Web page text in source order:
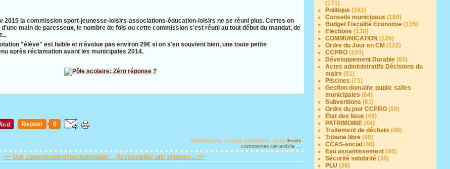
2015 la commission sport-jeunesse-loisirs-associations-éducation-loisirs ne se réuni plus. Certes on
main de paresseux, le nombre de fois ou cette commission s'est réuni au tout début du mandat, de
"élève" est faible et n'évolue pas environ 29€ si on s'en souvient bien, une toute petite
après réclamation avant les municipales 2014.
Repost 0
Published by Orange Autrement - dansEcole
commenter cet article …
<< Une commission départementale:... Accessibilité une réponse... >>
(171)
Politique (162)
Conseils municipaux (160)
Budget Fiscalité Economie (135)
Elections (130)
COMMUNICATION (126)
Ordre du Jour en CM (122)
CCPRO (103)
Développement Durable (85)
Actes administratifs Décisions du
maire (81)
Piscines (71)
Gestion domaine public salles
municipales (64)
Subventions (61)
Ordre du jour CCPRO (50)
Etat des lieux (49)
PATRIMOINE (48)
Traitement de déchets (48)
Tribune libre (48)
CCAS-social (46)
Eau assainissement (44)
Sécurité salubrité (39)
PLU (38)